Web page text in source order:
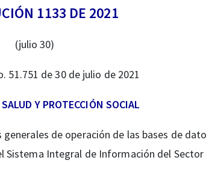
1133 DE 2021
(julio 30)
51.751 de 30 de julio de 2021
Y PROTECCIÓN SOCIAL
de operación de las bases de
Sistema Integral de Información del Sector